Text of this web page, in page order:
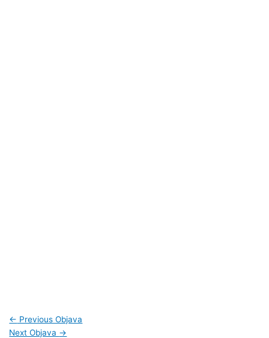
← Previous Objava
Next Objava →